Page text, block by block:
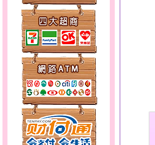
夢想幸福～男黃金戒指